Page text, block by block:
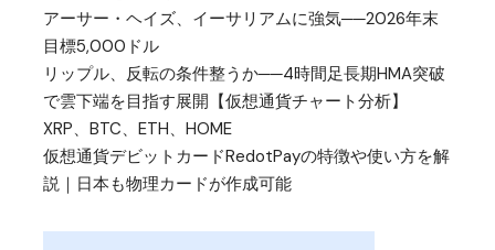
アーサー・ヘイズ、イーサリアムに強気──2026年末
目標5,000ドル
リップル、反転の条件整うか──4時間足長期HMA突破
で雲下端を目指す展開【仮想通貨チャート分析】
XRP、BTC、ETH、HOME
仮想通貨デビットカードRedotPayの特徴や使い方を解
説｜日本も物理カードが作成可能